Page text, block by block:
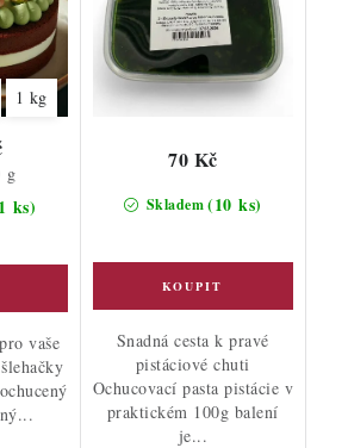
1 kg
ks)
g
vaše
Skladem(10 ks)
70 Kč
Snadná cesta k pravé
pistáciové chuti
Ochucovací pasta pistácie v
praktickém 100g balení
je...